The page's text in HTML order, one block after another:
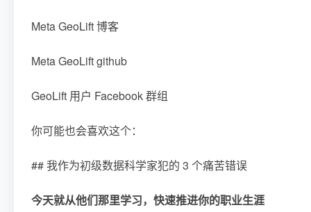
Meta GeoLift 博客
Meta GeoLift github
GeoLift 用户 Facebook 群组
你可能也会喜欢这个：
## 我作为初级数据科学家犯的 3 个痛苦错误
今天就从他们那里学习，快速推进你的职业生涯